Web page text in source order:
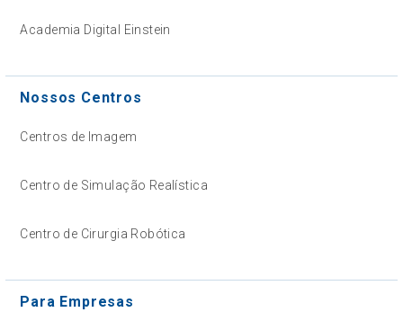
Academia Digital Einstein
Nossos Centros
Centros de Imagem
Centro de Simulação Realística
Centro de Cirurgia Robótica
Para Empresas